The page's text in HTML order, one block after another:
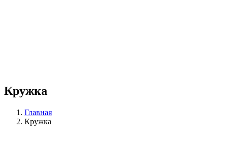
Кружка
Главная
Кружка